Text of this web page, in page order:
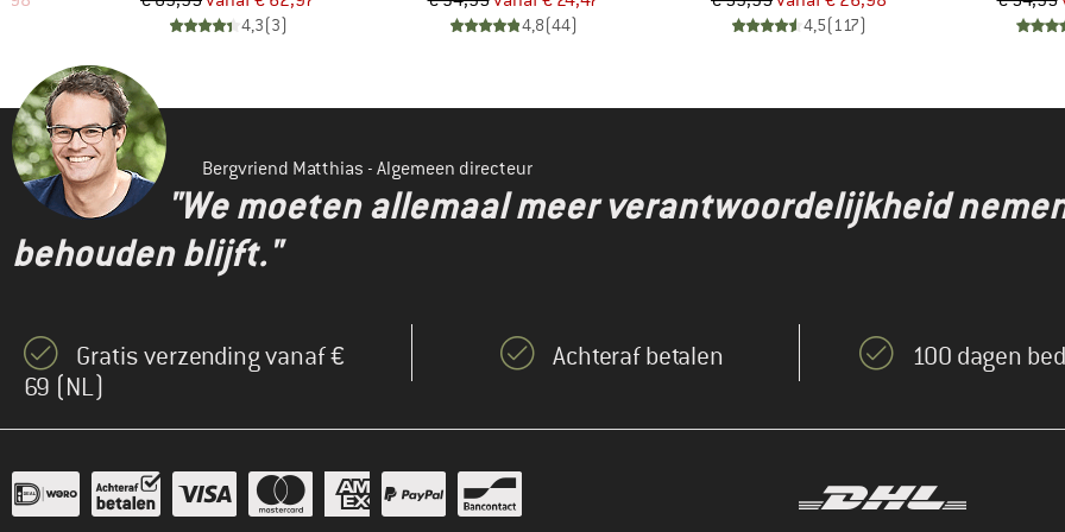
4,3(3) 4,8(44) 4,5(117)
Bergvriend Matthias - Algemeen directeur
"We moeten allemaal meer verantwoordelijkheid
behouden blijft."
Gratis verzending vanaf €
69 (NL)
Achteraf betalen 100 dagen